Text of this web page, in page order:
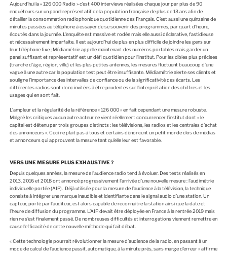
Aujourd’hui la « 126 000 Radio » c’est 400 interviews réalisées chaque jour par plus de 90
enquêteurs sur un panel représentatif de la population française de plus de 13 ans afin de
détailler la consommation radiophonique quotidienne des Français. C’est aussi une quinzaine de
minutes passées au téléphone à essayer de se souvenir des programmes, par quart d’heure,
écoutés dans la journée. L’enquête est massive et rodée mais elle aussi déclarative, fastidieuse
et nécessairement imparfaite. Il est aujourd’hui de plus en plus difficile de joindre les gens sur
leur téléphone fixe ; Médiamétrie appelle maintenant des numéros portables mais garder un
panel suffisant et représentatif est un défi quotidien pour l’institut. Pour les cibles plus précises
(tranche d’âge, région, ville) et les plus petites antennes, les mesures fluctuent beaucoup d’une
vague à une autre car la population test peut être insuffisante. Médiamétrie alerte ses clients et
souligne l’importance des intervalles de confiance ou de la significativité des écarts. Les
différentes radios sont donc invitées à être prudentes sur l’interprétation des chiffres et les
usages qui en sont fait.
L’ampleur et la régularité de la référence « 126 000 » en fait cependant une mesure robuste.
Malgré les critiques aucun autre acteur ne vient réellement concurrencer l’institut dont « le
capital est détenu par trois groupes distincts : les télévisions, les radios et les centrales d’achat
des annonceurs ». Ceci ne plait pas à tous et certains dénoncent un petit monde clos de médias
et annonceurs qui approuvent la mesure tant qu’elle leur est favorable.
VERS UNE MESURE PLUS EXHAUSTIVE ?
Depuis quelques années, la mesure de l’audience radio tend à évoluer. Des tests réalisés en
2013, 2016 et 2018 ont annoncé progressivement l’arrivée d’une nouvelle mesure : l’audimétrie
individuelle portée (AIP). Déjà utilisée pour la mesure de l’audience à la télévision, la technique
consiste à intégrer une marque inaudible et identifiante dans le signal audio d’une station. Un
capteur, porté par l’auditeur, est alors capable de reconnaître la station ainsi que la date et
l’heure de diffusion du programme. L’AIP devait être déployée en France à la rentrée 2019 mais
rien ne s’est finalement passé. De nombreuses difficultés et interrogations viennent remettre en
cause l’efficacité de cette nouvelle méthode qui fait débat.
« Cette technologie pourrait révolutionner la mesure d’audience de la radio, en passant à un
mode de calcul de l’audience passif, automatique, à la minute près, sans marge d’erreur » affirme